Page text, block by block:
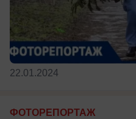
22.01.2024
ФОТОРЕПОРТАЖ